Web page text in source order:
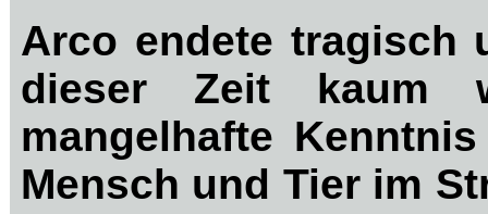
Arco endete tragisch
dieser Zeit kaum
mangelhafte
Mensch und Tier im